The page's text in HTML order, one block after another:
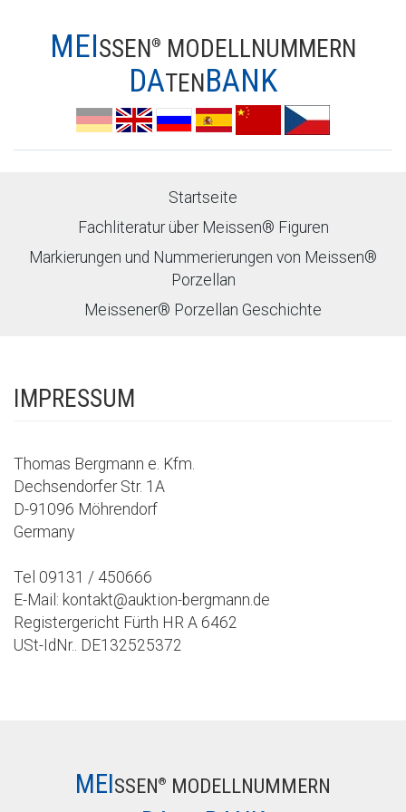
MEISSEN® MODELLNUMMERN
DATENBANK
Startseite
Fachliteratur über Meissen® Figuren
Markierungen und Nummerierungen von Meissen®
Porzellan
Meissener® Porzellan Geschichte
IMPRESSUM
Thomas Bergmann e. Kfm.
Dechsendorfer Str. 1A
D-91096 Möhrendorf
Germany
Tel 09131 / 450666
E-Mail: kontakt@auktion-bergmann.de
Registergericht Fürth HR A 6462
USt-IdNr.. DE132525372
MEISSEN® MODELLNUMMERN